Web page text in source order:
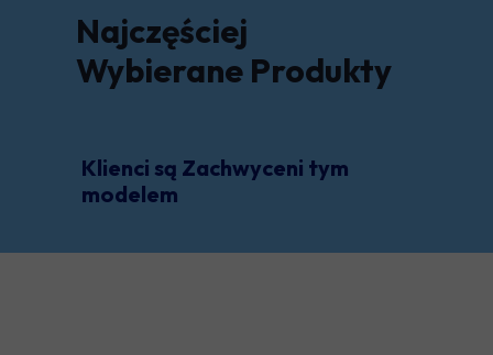
Najczęściej
Wybierane Produkty
Klienci są Zachwyceni tym
modelem